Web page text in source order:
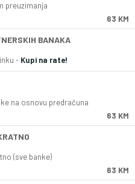
preuzimanja
63 KM
BANAKA
- Kupi na rate!
na osnovu predračuna
63 KM
(sve banke)
63 KM